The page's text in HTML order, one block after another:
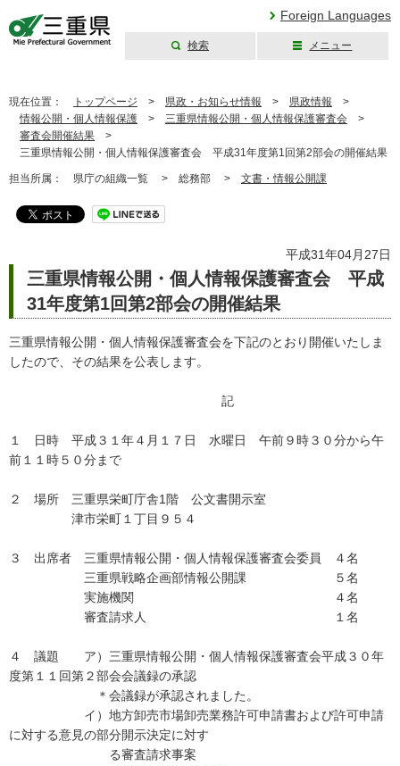
Foreign Languages
検索 メニュー
現在位置： トップページ > 県政・お知らせ情報 > 県政情報 >
情報公開・個人情報保護 > 三重県情報公開・個人情報保護審査会 >
審査会開催結果 >
三重県情報公開・個人情報保護審査会 平成31年度第1回第2部会の開催結果
担当所属： 県庁の組織一覧 > 総務部 > 文書・情報公開課
平成31年04月27日
三重県情報公開・個人情報保護審査会 平成
31年度第1回第2部会の開催結果
三重県情報公開・個人情報保護審査会を下記のとおり開催いたしま
したので、その結果を公表します。
記
１ 日時 平成３１年４月１７日 水曜日 午前９時３０分から午
前１１時５０分まで
２ 場所 三重県栄町庁舎1階 公文書開示室
津市栄町１丁目９５４
３ 出席者 三重県情報公開・個人情報保護審査会委員 ４名
三重県戦略企画部情報公開課 ５名
実施機関 ４名
審査請求人 １名
４ 議題 ア）三重県情報公開・個人情報保護審査会平成３０年
度第１１回第２部会会議録の承認
＊会議録が承認されました。
イ）地方卸売市場卸売業務許可申請書および許可申請
に対する意見の部分開示決定に対す
る審査請求事案